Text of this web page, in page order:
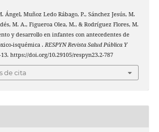
Ángel, Muñoz Ledo Rábago, P., Sánchez Jesús, M.
M. A., Figueroa Olea, M., & Rodríguez Flores, M.
y desarrollo en infantes con antecedentes de
isquémica . RESPYN Revista Salud Pública Y
https://doi.org/10.29105/respyn23.2-787
de cita